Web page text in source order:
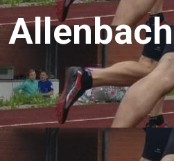
Allenbach